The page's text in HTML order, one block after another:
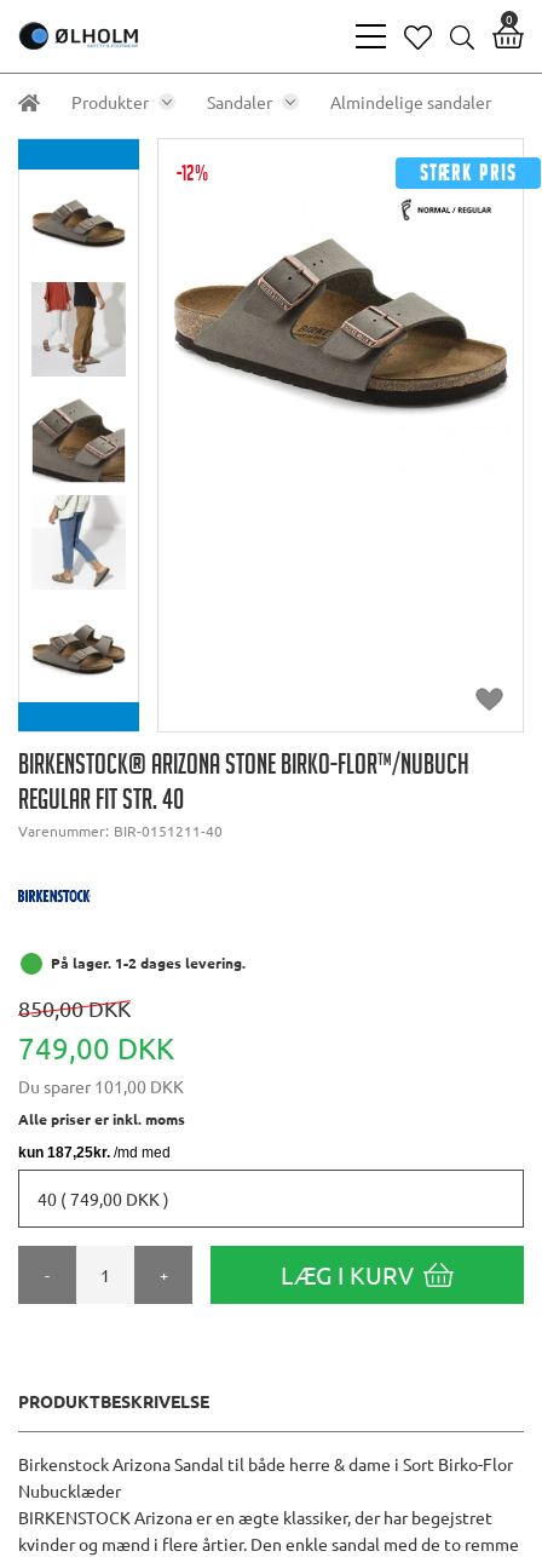
bars
light
heart
search
0
Produkter Sandaler Almindelige sandaler
-12% Stærk pris
BIRKENSTOCK® ARIZONA STONE BIRKO-FLOR™/NUBUCH
REGULAR FIT STR. 40
Varenummer: BIR-0151211-40
På lager. 1-2 dages levering.
850,00 DKK
749,00 DKK
Du sparer 101,00 DKK
Alle priser er inkl. moms
40 ( 749,00 DKK )
- + LÆG I KURV
PRODUKTBESKRIVELSE
Birkenstock Arizona Sandal til både herre & dame i Sort Birko-Flor
Nubucklæder
BIRKENSTOCK Arizona er en ægte klassiker, der har begejstret
kvinder og mænd i flere årtier. Den enkle sandal med de to remme